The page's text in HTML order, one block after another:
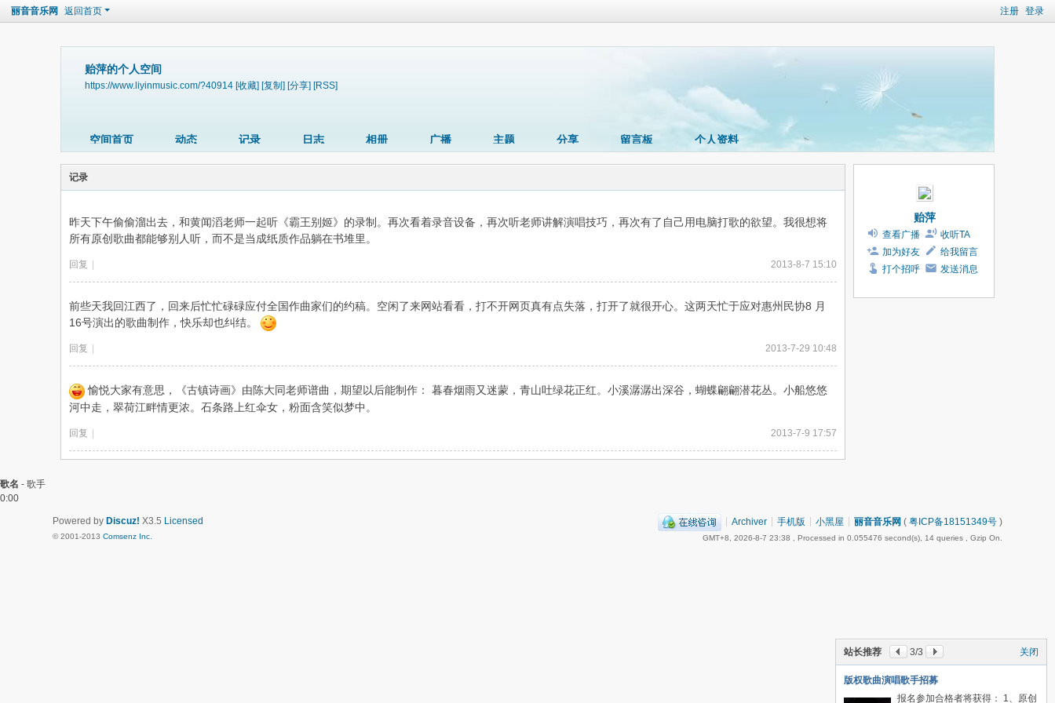
注册 登录
丽音音乐网 返回首页
贻萍的个人空间
https://www.liyinmusic.com/?40914 [收藏] [复制] [分享] [RSS]
空间首页 动态 记录 日志 相册 广播 主题 分享 留言板 个人资料
记录
昨天下午偷偷溜出去，和黄闻滔老师一起听《霸王别姬》的录制。再次看着录音设备，再次听老师讲解演唱技巧，再次有了自己用电脑打歌的欲望。我很想将
所有原创歌曲都能够别人听，而不是当成纸质作品躺在书堆里。
2013-8-7 15:10
回复
前些天我回江西了，回来后忙忙碌碌应付全国作曲家们的约稿。空闲了来网站看看，打不开网页真有点失落，打开了就很开心。这两天忙于应对惠州民协8 月
16号演出的歌曲制作，快乐却也纠结。
2013-7-29 10:48
回复
愉悦大家有意思，《古镇诗画》由陈大同老师谱曲，期望以后能制作： 暮春烟雨又迷蒙，青山吐绿花正红。小溪潺潺出深谷，蝴蝶翩翩潜花丛。小船悠悠
河中走，翠荷江畔情更浓。石条路上红伞女，粉面含笑似梦中。
2013-7-9 17:57
回复 |
贻萍
查看广播
收听TA
加为好友
给我留言
打个招呼
发送消息
关闭
站长推荐 3/3
版权歌曲演唱歌手招募
报名参加合格者将获得： 1、原创
歌名 - 歌手
0:00
Archiver 手机版 小黑屋 丽音音乐网 ( 粤ICP备18151349号 )
GMT+8, 2026-8-7 23:38 , Processed in 0.055476 second(s), 14 queries , Gzip On.
Powered by Discuz! X3.5 Licensed
© 2001-2013 Comsenz Inc.